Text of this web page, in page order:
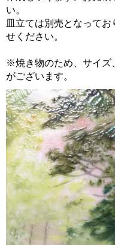
い。
皿立ては別売となって
せください。
※焼き物のため、サイズ
がございます。